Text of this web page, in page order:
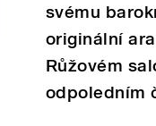
svému
originální
Růžovém
odpoledním